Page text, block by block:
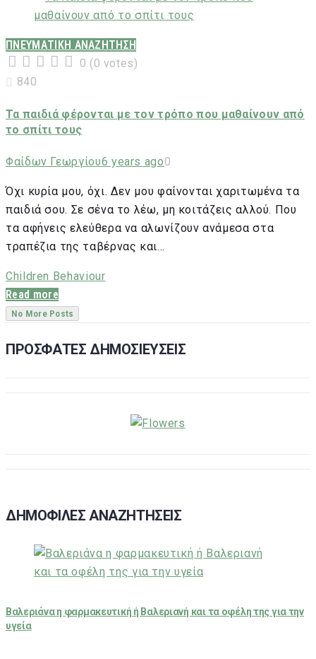
ΠΝΕΥΜΑΤΙΚΗ ΑΝΑΖΗΤΗΣΗ
2
1
0 (0 votes)
840
Τα παιδιά φέρονται με τον τρόπο που μαθαίνουν από
το σπίτι τους
Φαίδων Γεωργίου6 years ago0
Όχι κυρία μου, όχι. Δεν μου φαίνονται χαριτωμένα τα
παιδιά σου. Σε σένα το λέω, μη κοιτάζεις αλλού. Που
τα αφήνεις ελεύθερα να αλωνίζουν ανάμεσα στα
τραπέζια της ταβέρνας και…
Children Behaviour
Read more
No More Posts
ΠΡΟΣΦΑΤΕΣ ΔΗΜΟΣΙΕΥΣΕΙΣ
ΔΗΜΟΦΙΛΕΣ ΑΝΑΖΗΤΗΣΕΙΣ
Βαλεριάνα η φαρμακευτική ή Βαλεριανή και τα οφέλη της για την
υγεία